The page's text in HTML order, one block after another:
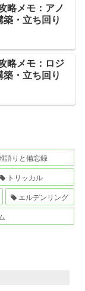
略メモ：アノ
・立ち回り
略メモ：ロジ
・立ち回り
語りと備忘録
トリッカル
エルデンリング